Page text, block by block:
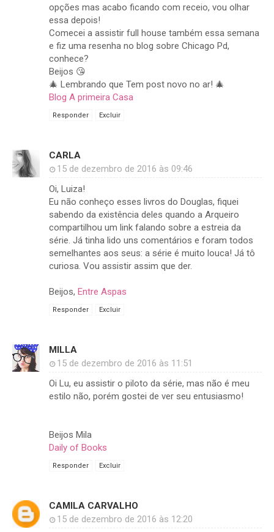
opções mas acabo ficando com receio, vou olhar
essa depois!
Comecei a assistir full house também essa semana
e fiz uma resenha no blog sobre Chicago Pd,
conhece?
Beijos 😘
🎄 Lembrando que Tem post novo no ar! 🎄
Blog A primeira Casa
Responder Excluir
CARLA
15 de dezembro de 2016 às 09:46
Oi, Luiza!
Eu não conheço esses livros do Douglas, fiquei
sabendo da existência deles quando a Arqueiro
compartilhou um link falando sobre a estreia da
série. Já tinha lido uns comentários e foram todos
semelhantes aos seus: a série é muito louca! Já tô
curiosa. Vou assistir assim que der.
Beijos, Entre Aspas
Responder Excluir
MILLA
15 de dezembro de 2016 às 11:51
Oi Lu, eu assistir o piloto da série, mas não é meu
estilo não, porém gostei de ver seu entusiasmo!
Beijos Mila
Daily of Books
Responder Excluir
CAMILA CARVALHO
15 de dezembro de 2016 às 12:20